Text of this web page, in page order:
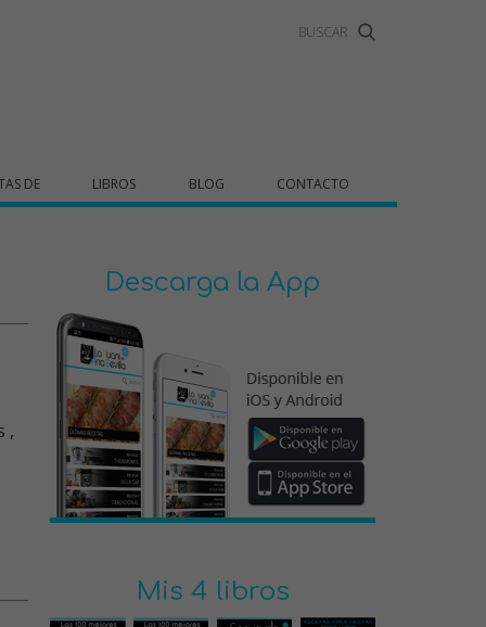
DE LIBROS BLOG CONTACTO
Descarga la App
Mis 4 libros